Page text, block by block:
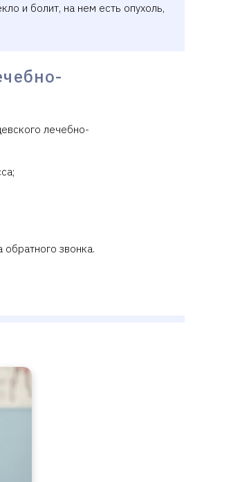
и болит, на нем есть опухоль,
лечебно-
звонка.